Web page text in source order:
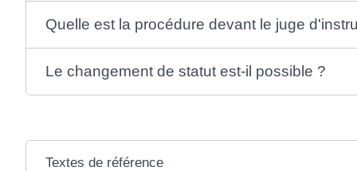
Quelle est la procédure devant le juge
Le changement de statut est-il possible ?
Textes de référence